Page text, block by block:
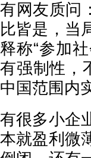
有网友质问
比皆是，当
释称“参加
有强制性，
中国范围内
有很多小企
本就盈利微